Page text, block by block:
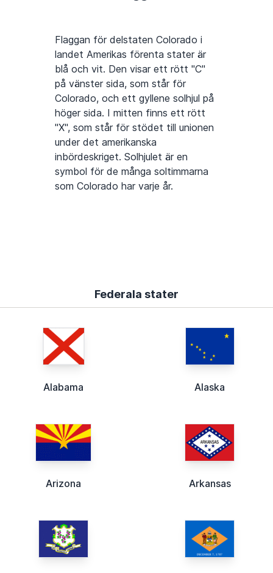
Flaggan för delstaten Colorado i
landet Amerikas förenta stater är
blå och vit. Den visar ett rött "C"
på vänster sida, som står för
Colorado, och ett gyllene solhjul på
höger sida. I mitten finns ett rött
"X", som står för stödet till unionen
under det amerikanska
inbördeskriget. Solhjulet är en
symbol för de många soltimmarna
som Colorado har varje år.
Federala stater
Alabama Alaska
Arizona Arkansas